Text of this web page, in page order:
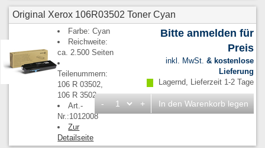
Original Xerox 106R03502 Toner Cyan
Farbe: Cyan
Reichweite:
ca. 2.500 Seiten
Teilenummern:
106 R 03502,
106 R 3502
Art.-
Nr.:1012008
Zur
Detailseite
Bitte anmelden für
Preis
inkl. MwSt. & kostenlose
Lieferung
Lagernd, Lieferzeit 1-2 Tage
- + In den Warenkorb legen